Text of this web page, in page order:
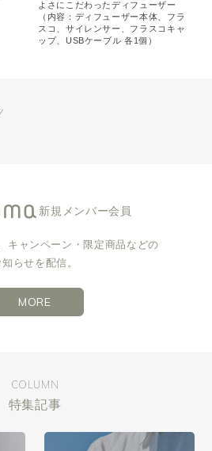
よさにこだわったディフューザー
（内容：ディフューザー本体、フラ
スコ、サイレンサー、フラスコキャ
ップ、USBケーブル 各1個）
新規メンバー会員
キャンペーン・限定商品などの
知らせを配信。
MORE
COLUMN
特集記事